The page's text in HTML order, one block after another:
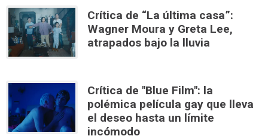
Crítica de “La última casa”:
Wagner Moura y Greta Lee,
atrapados bajo la lluvia
Crítica de "Blue Film": la
polémica película gay que lleva
el deseo hasta un límite
incómodo